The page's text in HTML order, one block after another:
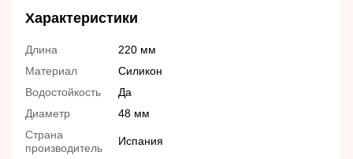
Характеристики
Длина
220 мм
Материал
Силикон
Водостойкость
Да
Диаметр
48 мм
Страна
производитель
Испания